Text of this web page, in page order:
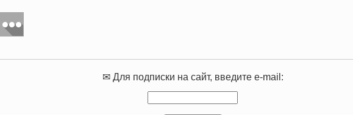
✉ Для подписки на сайт, введите e-mail: